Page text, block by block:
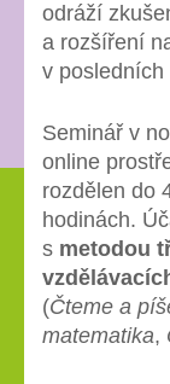
odráží
a rozšíření
v posledních
Seminář v
online
rozdělen do
hodinách.
s metodou
(Čteme a
matematika,